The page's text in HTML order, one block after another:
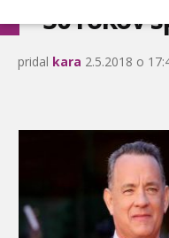
30 rokov
pridal kara 2.5.2018 o